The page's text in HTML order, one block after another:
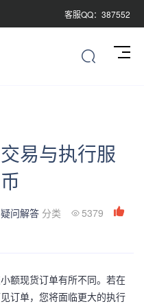
客服QQ：387552
易与执行服
疑问解答 分类 5379
额现货订单有所不同。若在
订单，您将面临更大的执行